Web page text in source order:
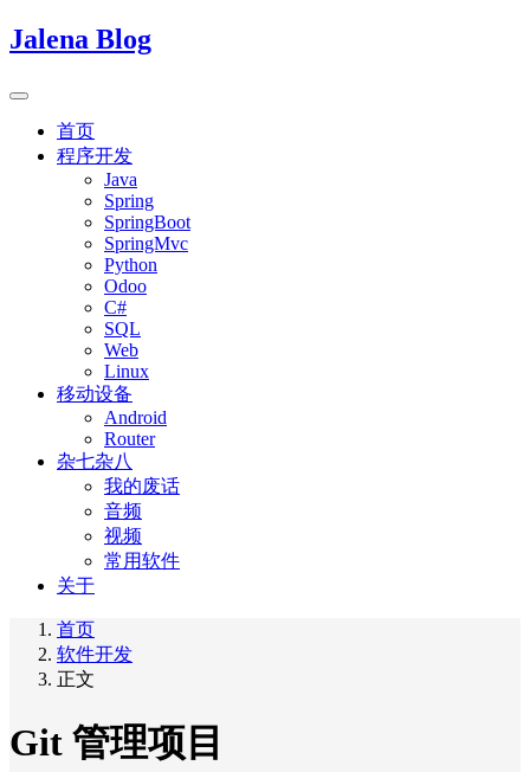
Jalena Blog
首页
程序开发
Java
Spring
SpringBoot
SpringMvc
Python
Odoo
C#
SQL
Web
Linux
移动设备
Android
Router
杂七杂八
我的废话
音频
视频
常用软件
关于
首页
软件开发
正文
Git 管理项目